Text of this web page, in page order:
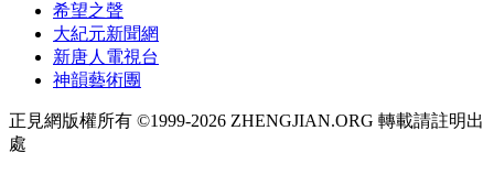
希望之聲
大紀元新聞網
新唐人電視台
神韻藝術團
正見網版權所有 ©1999-2026 ZHENGJIAN.ORG 轉載請註明出
處